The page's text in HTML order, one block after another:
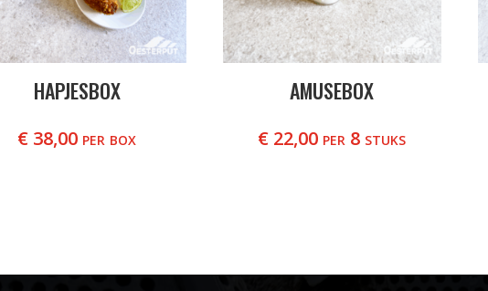
HAPJESBOX
€ 38,00 per box
AMUSEBOX
€ 22,00 per 8 stuks